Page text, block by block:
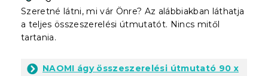
Szeretné látni, mi vár Önre? Az alábbiakban láthatja
a teljes összeszerelési útmutatót. Nincs mitől
tartania.
NAOMI ágy összeszerelési útmutató 90 x